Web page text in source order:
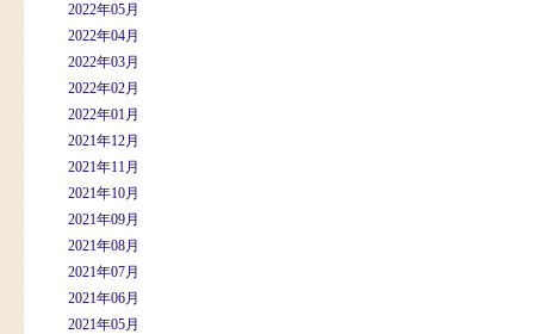
2022年05月
2022年04月
2022年03月
2022年02月
2022年01月
2021年12月
2021年11月
2021年10月
2021年09月
2021年08月
2021年07月
2021年06月
2021年05月